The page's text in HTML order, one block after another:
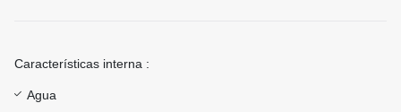
Características interna :
Agua